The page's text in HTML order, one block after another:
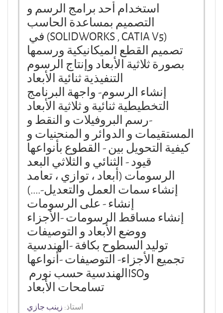
استخدام أحد برامج الرسم و
التصميم بمساعدة الحاسب
(SOLIDWORKS , CATIA V5) في
تصميم القطع الميكانيكية ورسمها
بصورة ثلاثية الأبعاد وإنتاج الرسوم
التنفيذية ثنائية الأبعاد
واجهة البرنامج-إنشاء الرسوم
التخطيطية ثنائية و ثلاثية الأبعاد
-رسم البروفيلات و النقط و
المستقيمات و الدوائر و المنحنيات و
القطوع بأنواعها-كيفية التحويل بين
الثنائي و الثلاثي البعد-قيود
الرسومات (أبعاد ، توازي ، تعامد
....)-إنشاء سمات العمل والتعديل
على الرسومات-إنشاء
الأجزاء-إنشاء مساقط الرسومات
ووضع الأبعاد و التوصيفات
الهندسية-توليد السطوح بكافة
أنواعها-تجميع الأجزاء- التوصيفات
الهندسية حسب نورمISOو
تسامحات الأبعاد
استاذ: زينب جازي